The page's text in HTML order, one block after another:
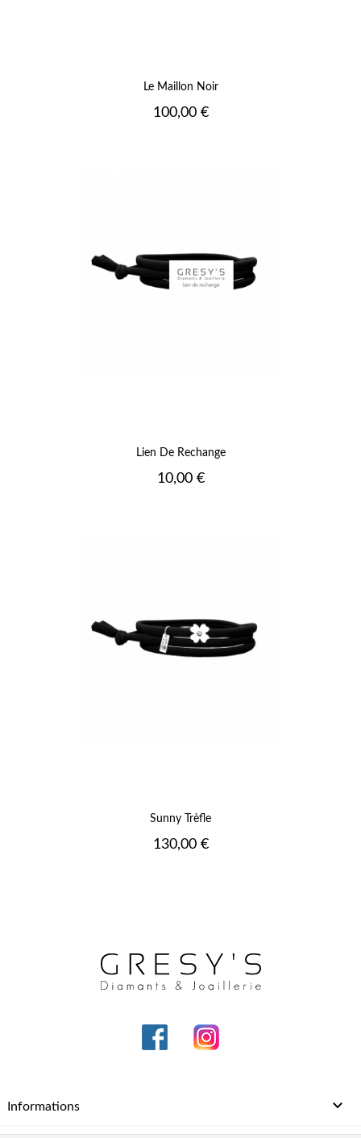
Le Maillon Noir
Prix
100,00 €
Lien De Rechange
Prix
10,00 €
Sunny Trèfle
Prix
130,00 €
Informations 